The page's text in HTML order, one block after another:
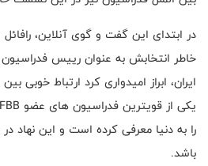
در ابتدای این گفت و گوی آنلاین،
خاطر انتخابش به عنوان رییس
ایران، ابراز امیدواری کرد ارتباط خوبی
یکی از قویترین فدراسیون های عضو
را به دنیا معرفی کرده است و این نهاد
باشد.